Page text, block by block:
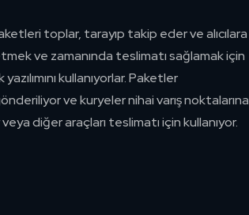
toplar, tarayıp takip eder ve alıcılara
ve zamanında teslimatı sağlamak için
kullanıyorlar. Paketler
ve kuryeler nihai varış noktalarına
diğer araçları teslimatı için kullanıyor.